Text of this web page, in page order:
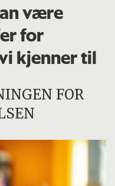
være
for
kjenner til
FOR